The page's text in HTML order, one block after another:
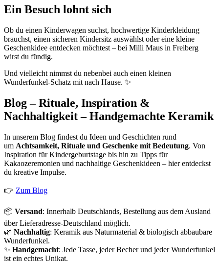
Ein Besuch lohnt sich
Ob du einen Kinderwagen suchst, hochwertige Kinderkleidung
brauchst, einen sicheren Kindersitz auswählst oder eine kleine
Geschenkidee entdecken möchtest – bei Milli Maus in Freiberg
wirst du fündig.
Und vielleicht nimmst du nebenbei auch einen kleinen
Wunderfunkel-Schatz mit nach Hause. ✨
Blog – Rituale, Inspiration &
Nachhaltigkeit – Handgemachte Keramik
In unserem Blog findest du Ideen und Geschichten rund
um Achtsamkeit, Rituale und Geschenke mit Bedeutung. Von
Inspiration für Kindergeburtstage bis hin zu Tipps für
Kakaozeremonien und nachhaltige Geschenkideen – hier entdeckst
du kreative Impulse.
👉 Zum Blog
📦 Versand: Innerhalb Deutschlands, Bestellung aus dem Ausland
über Lieferadresse-Deutschland möglich.
🌿 Nachhaltig: Keramik aus Naturmaterial & biologisch abbaubare
Wunderfunkel.
✨ Handgemacht: Jede Tasse, jeder Becher und jeder Wunderfunkel
ist ein echtes Unikat.